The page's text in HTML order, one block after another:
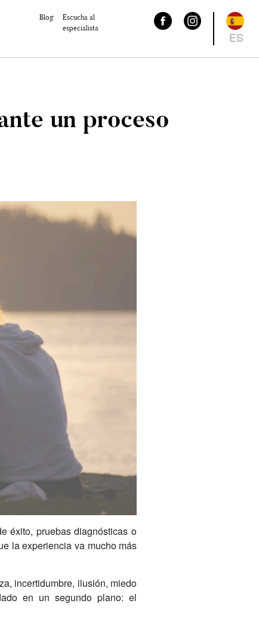
Blog
Escucha al
especialista
ES
un proceso
éxito, pruebas diagnósticas o
la experiencia va mucho más
incertidumbre, ilusión, miedo
en un segundo plano: el